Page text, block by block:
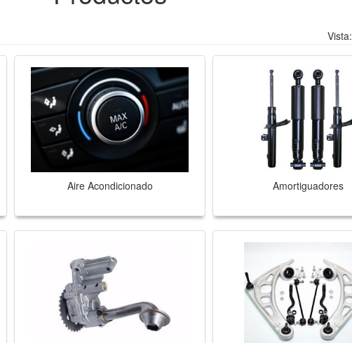
Vista:
Aire Acondicionado Amortiguadores